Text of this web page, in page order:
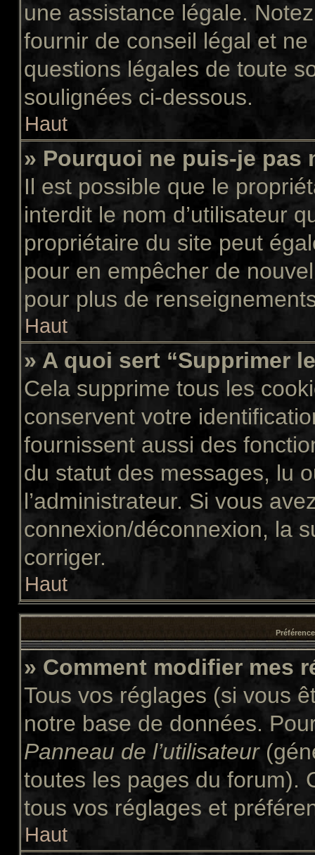
une assistance légale.
fournir de conseil légal et
questions légales de toute
soulignées ci-dessous.
Haut
» Pourquoi ne puis-je pas
Il est possible que le
interdit le nom d’utilisateur
propriétaire du site peut
pour en empêcher de
pour plus de
Haut
» A quoi sert “Supprimer
Cela supprime tous les
conservent votre
fournissent aussi des
du statut des messages, lu
l’administrateur. Si vous
connexion/déconnexion, la
corriger.
Haut
» Comment modifier mes
Tous vos réglages (si vous
notre base de données.
Panneau de l’utilisateur
toutes les pages du forum).
tous vos réglages et
Haut